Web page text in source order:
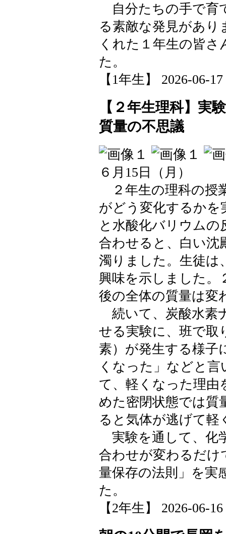
自分たちの手で育
る素敵な発見があ
くれた１年生の皆
た。
【1年生】 2026-06-
【２年生理科】実
質量の不思議
６月15日（月）
２年生の理科の授
がどう変化するかを
と水酸化バリウム
合わせると、白い沈
濁りました。生徒は
興味を示しました。
後の全体の質量は変
続いて、炭酸水素
せる実験に、班で取
素）が発生する様子
くなった」などと
て、軽くなった理由
めた密閉状態では質
ると気体が逃げて
実験を通して、化
合わせが変わるだけ
量保存の法則」を実
た。
【2年生】 2026-06-